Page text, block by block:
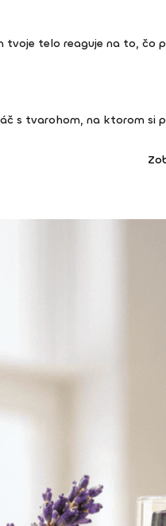
tvoje telo reaguje na to, čo
s tvarohom, na ktorom si